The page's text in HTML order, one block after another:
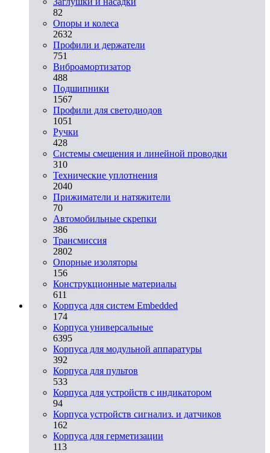
82
Опоры и колеса
2632
Профили и держатели
751
Виброамортизатор
488
Подшипники
1567
Профили для светодиодов
1051
Ручки
428
Системы смещения и линейной проводки
310
Технические уплотнения
2040
Прижиматели и натяжители
70
Автомобильные скрепки
386
Трансмиссия
2802
Опорные изоляторы
156
Конструкционные материалы
611
Корпуса для систем Embedded
174
Корпуса универсальные
6395
Корпуса для модульной аппаратуры
392
Корпуса для пультов
533
Корпуса для устройств с индикатором
94
Корпуса устройств сигнализ. и датчиков
162
Корпуса для герметизации
113